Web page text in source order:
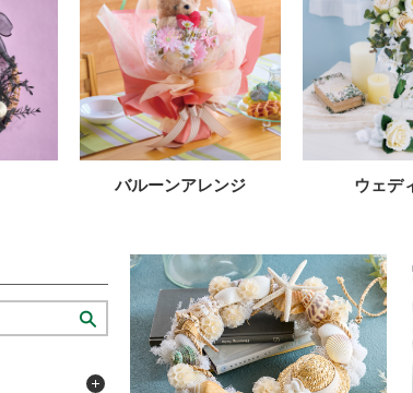
バルーンアレンジ ウェデ